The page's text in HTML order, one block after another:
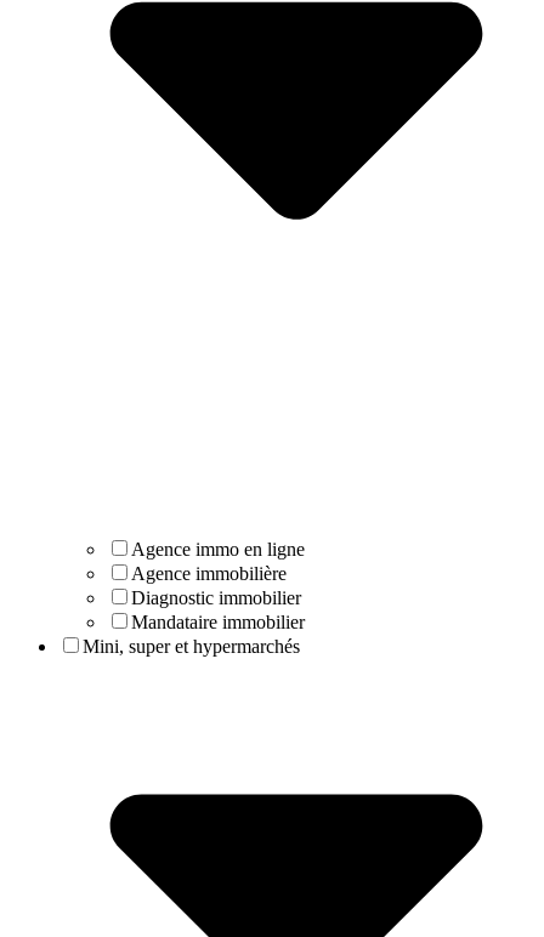
Agence immo en ligne
Agence immobilière
Diagnostic immobilier
Mandataire immobilier
Mini, super et hypermarchés